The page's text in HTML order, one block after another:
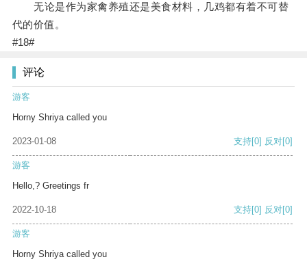
无论是作为家禽养殖还是美食材料，几鸡都有着不可替
代的价值。
#18#
评论
游客
Horny Shriya called you
2023-01-08 支持[0] 反对[0]
游客
Hello,? Greetings fr
2022-10-18 支持[0] 反对[0]
游客
Horny Shriya called you